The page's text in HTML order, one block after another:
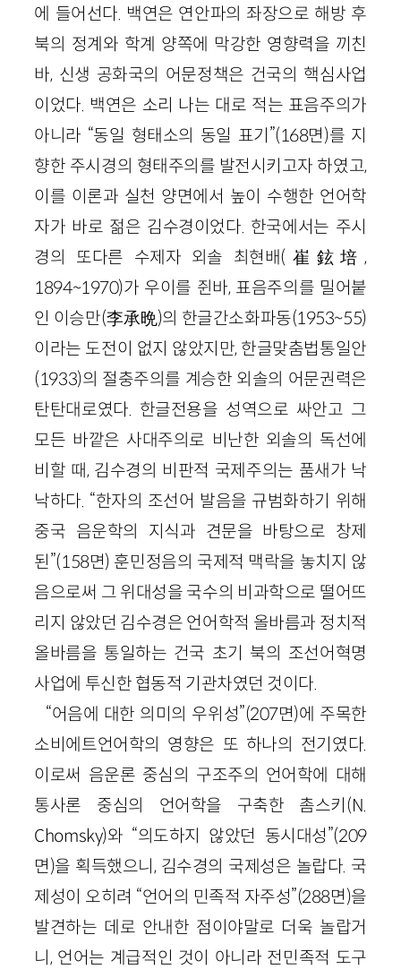
에 들어선다. 백연은 연안파의 좌장으로 해방 후
북의 정계와 학계 양쪽에 막강한 영향력을 끼친
바, 신생 공화국의 어문정책은 건국의 핵심사업
이었다. 백연은 소리 나는 대로 적는 표음주의가
아니라 “동일 형태소의 동일 표기”(168면)를 지
향한 주시경의 형태주의를 발전시키고자 하였고,
이를 이론과 실천 양면에서 높이 수행한 언어학
자가 바로 젊은 김수경이었다. 한국에서는 주시
경의 또다른 수제자 외솔 최현배(崔鉉培,
1894~1970)가 우이를 쥔바, 표음주의를 밀어붙
인 이승만(李承晩)의 한글간소화파동(1953~55)
이라는 도전이 없지 않았지만, 한글맞춤법통일안
(1933)의 절충주의를 계승한 외솔의 어문권력은
탄탄대로였다. 한글전용을 성역으로 싸안고 그
모든 바깥은 사대주의로 비난한 외솔의 독선에
비할 때, 김수경의 비판적 국제주의는 품새가 낙
낙하다. “한자의 조선어 발음을 규범화하기 위해
중국 음운학의 지식과 견문을 바탕으로 창제
된”(158면) 훈민정음의 국제적 맥락을 놓치지 않
음으로써 그 위대성을 국수의 비과학으로 떨어뜨
리지 않았던 김수경은 언어학적 올바름과 정치적
올바름을 통일하는 건국 초기 북의 조선어혁명
사업에 투신한 협동적 기관차였던 것이다.
“어음에 대한 의미의 우위성”(207면)에 주목한
소비에트언어학의 영향은 또 하나의 전기였다.
이로써 음운론 중심의 구조주의 언어학에 대해
통사론 중심의 언어학을 구축한 촘스키(N.
Chomsky)와 “의도하지 않았던 동시대성”(209
면)을 획득했으니, 김수경의 국제성은 놀랍다. 국
제성이 오히려 “언어의 민족적 자주성”(288면)을
발견하는 데로 안내한 점이야말로 더욱 놀랍거
니, 언어는 계급적인 것이 아니라 전민족적 도구